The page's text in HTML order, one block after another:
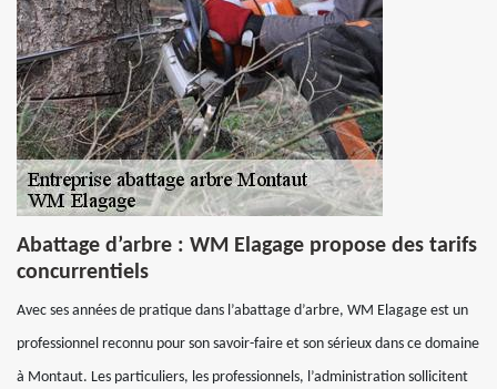
Abattage d’arbre : WM Elagage propose des tarifs
concurrentiels
Avec ses années de pratique dans l’abattage d’arbre, WM Elagage est un
professionnel reconnu pour son savoir-faire et son sérieux dans ce domaine
à Montaut. Les particuliers, les professionnels, l’administration sollicitent